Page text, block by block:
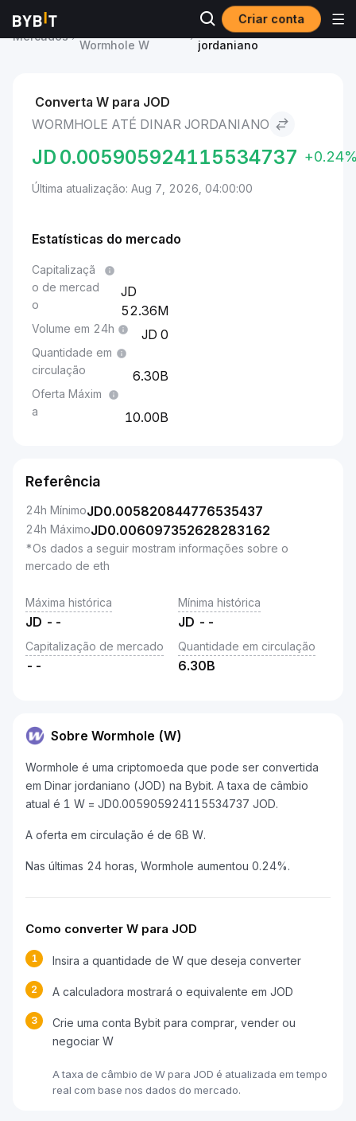
Criar conta
Mercados
Wormhole W
Wormhole to Dinar
jordaniano
Converta W para JOD
WORMHOLE ATÉ DINAR JORDANIANO
JD 0.005905924115534737
Última atualização: Aug 7, 2026, 04:00:00
Estatísticas do mercado
Capitalizaçã
o de mercad
o
52.36M
Volume em 24h 0
Quantidade em
circulação
6.30B
Oferta Máxim
a
10.00B
Referência
24h MínimoJD0.005820844776535437
24h MáximoJD0.006097352628283162
*Os dados a seguir mostram informações sobre o
mercado de eth
Máxima histórica
JD --
Mínima histórica
JD --
Capitalização de mercado
--
Quantidade em circulação
6.30B
Sobre Wormhole (W)
Wormhole é uma criptomoeda que pode ser convertida
em Dinar jordaniano (JOD) na Bybit. A taxa de câmbio
atual é 1 W = JD0.005905924115534737 JOD.
A oferta em circulação é de 6B W.
Nas últimas 24 horas, Wormhole aumentou 0.24%.
Como converter W para JOD
1 Insira a quantidade de W que deseja converter
2 A calculadora mostrará o equivalente em JOD
3
Crie uma conta Bybit para comprar, vender ou
negociar W
A taxa de câmbio de W para JOD é atualizada em tempo
real com base nos dados do mercado.